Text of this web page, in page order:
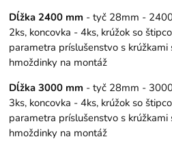
Dĺžka 2400 mm - tyč 28mm -
2ks, koncovka - 4ks, krúžok so
parametra príslušenstvo s krúžkami
hmoždinky na montáž
Dĺžka 3000 mm - tyč 28mm -
3ks, koncovka - 4ks, krúžok so
parametra príslušenstvo s krúžkami
hmoždinky na montáž